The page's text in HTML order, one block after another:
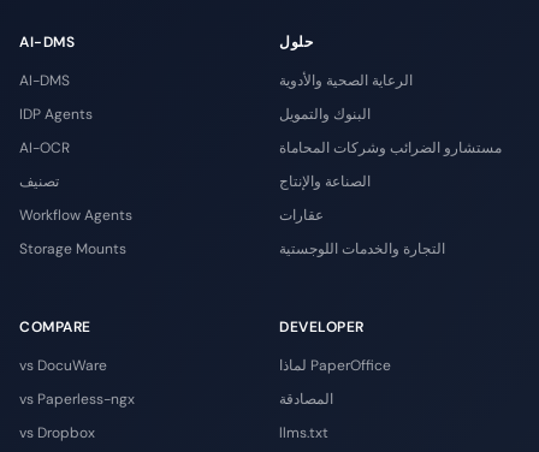
AI-DMS
AI-DMS
IDP Agents
AI-OCR
تصنيف
Workflow Agents
Storage Mounts
حلول
الرعاية الصحية والأدوية
البنوك والتمويل
مستشارو الضرائب وشركات المحاماة
الصناعة والإنتاج
عقارات
التجارة والخدمات اللوجستية
COMPARE
vs DocuWare
vs Paperless-ngx
vs Dropbox
DEVELOPER
لماذا PaperOffice
المصادقة
llms.txt